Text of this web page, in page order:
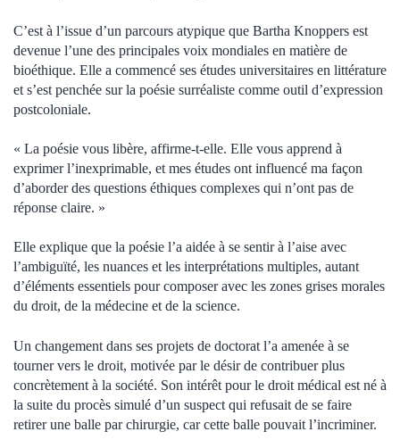
C’est à l’issue d’un parcours atypique que Bartha Knoppers est
devenue l’une des principales voix mondiales en matière de
bioéthique. Elle a commencé ses études universitaires en littérature
et s’est penchée sur la poésie surréaliste comme outil d’expression
postcoloniale.
« La poésie vous libère, affirme-t-elle. Elle vous apprend à
exprimer l’inexprimable, et mes études ont influencé ma façon
d’aborder des questions éthiques complexes qui n’ont pas de
réponse claire. »
Elle explique que la poésie l’a aidée à se sentir à l’aise avec
l’ambiguïté, les nuances et les interprétations multiples, autant
d’éléments essentiels pour composer avec les zones grises morales
du droit, de la médecine et de la science.
Un changement dans ses projets de doctorat l’a amenée à se
tourner vers le droit, motivée par le désir de contribuer plus
concrètement à la société. Son intérêt pour le droit médical est né à
la suite du procès simulé d’un suspect qui refusait de se faire
retirer une balle par chirurgie, car cette balle pouvait l’incriminer.